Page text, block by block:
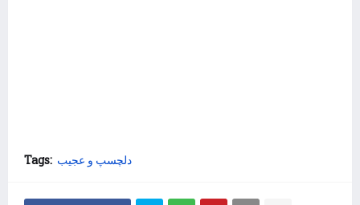
Tags: دلچسپ و عجیب